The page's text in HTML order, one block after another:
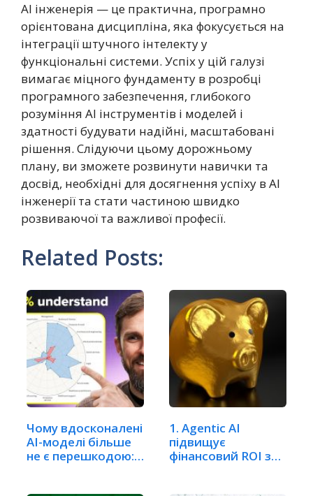
AI інженерія — це практична, програмно
орієнтована дисципліна, яка фокусується на
інтеграції штучного інтелекту у
функціональні системи. Успіх у цій галузі
вимагає міцного фундаменту в розробці
програмного забезпечення, глибокого
розуміння AI інструментів і моделей і
здатності будувати надійні, масштабовані
рішення. Слідуючи цьому дорожньому
плану, ви зможете розвинути навички та
досвід, необхідні для досягнення успіху в AI
інженерії та стати частиною швидко
розвиваючої та важливої професії.
Related Posts:
Чому вдосконалені
AI-моделі більше
не є перешкодою:…
1. Agentic AI
підвищує
фінансовий ROI за